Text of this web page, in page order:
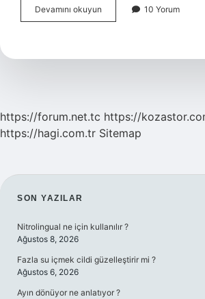
Devamını okuyun
Standartlar
10 Yorum
https://forum.net.tc https://
https://hagi.com.tr Sitemap
SIDEBAR
SON YAZILAR
Nitrolingual ne için kullanılır ?
Ağustos 8, 2026
Fazla su içmek cildi güzelleştirir mi ?
Ağustos 6, 2026
Ayın dönüyor ne anlatıyor ?